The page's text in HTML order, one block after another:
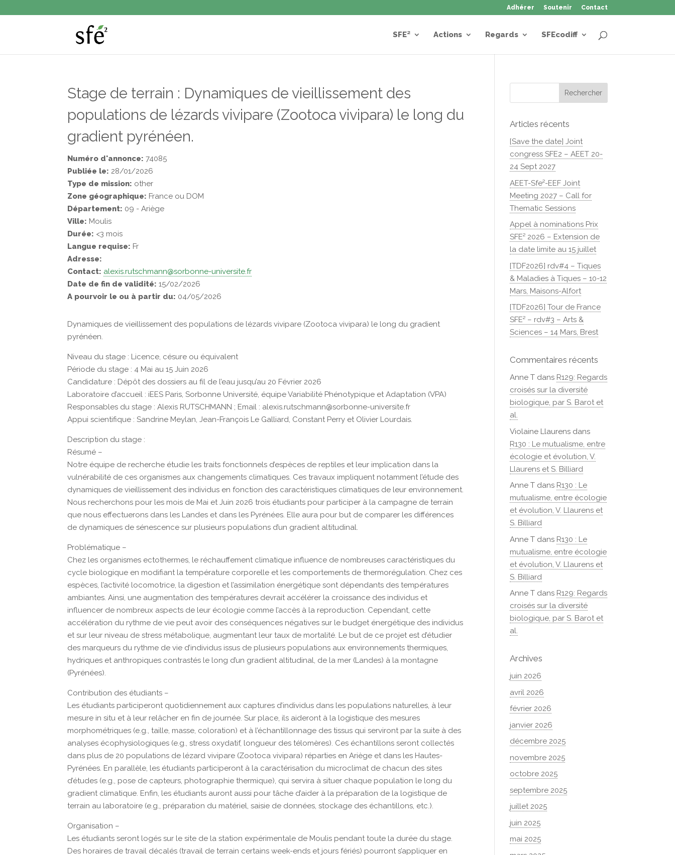
Adhérer Soutenir Contact
SFE² Actions Regards SFEcodiff
Stage de terrain : Dynamiques de vieillissement des
populations de lézards vivipare (Zootoca vivipara) le long du
gradient pyrénéen.
Numéro d'annonce: 74085
Publiée le: 28/01/2026
Type de mission: other
Zone géographique: France ou DOM
Département: 09 - Ariège
Ville: Moulis
Durée: <3 mois
Langue requise: Fr
Adresse:
Contact: alexis.rutschmann@sorbonne-universite.fr
Date de fin de validité: 15/02/2026
A pourvoir le ou à partir du: 04/05/2026
Dynamiques de vieillissement des populations de lézards vivipare (Zootoca vivipara) le long du gradient
pyrénéen.
Niveau du stage : Licence, césure ou équivalent
Période du stage : 4 Mai au 15 Juin 2026
Candidature : Dépôt des dossiers au fil de l’eau jusqu’au 20 Février 2026
Laboratoire d’accueil : iEES Paris, Sorbonne Université, équipe Variabilité Phénotypique et Adaptation (VPA)
Responsables du stage : Alexis RUTSCHMANN ; Email : alexis.rutschmann@sorbonne-universite.fr
Appui scientifique : Sandrine Meylan, Jean-François Le Galliard, Constant Perry et Olivier Lourdais.
Description du stage :
Résumé –
Notre équipe de recherche étudie les traits fonctionnels d’espèces de reptiles et leur implication dans la
vulnérabilité de ces organismes aux changements climatiques. Ces travaux impliquent notamment l’étude des
dynamiques de vieillissement des individus en fonction des caractéristiques climatiques de leur environnement.
Nous recherchons pour les mois de Mai et Juin 2026 trois étudiants pour participer à la campagne de terrain
que nous effectuerons dans les Landes et dans les Pyrénées. Elle aura pour but de comparer les différences
de dynamiques de sénescence sur plusieurs populations d’un gradient altitudinal.
Problématique –
Chez les organismes ectothermes, le réchauffement climatique influence de nombreuses caractéristiques du
cycle biologique en modifiant la température corporelle et les comportements de thermorégulation. Chez ces
espèces, l’activité locomotrice, la digestion et l’assimilation énergétique sont dépendants des températures
ambiantes. Ainsi, une augmentation des températures devrait accélérer la croissance des individus et
influencer de nombreux aspects de leur écologie comme l’accès à la reproduction. Cependant, cette
accélération du rythme de vie peut avoir des conséquences négatives sur le budget énergétique des individus
et sur leur niveau de stress métabolique, augmentant leur taux de mortalité. Le but de ce projet est d’étudier
des marqueurs du rythme de vie d’individus issus de plusieurs populations aux environnements thermiques,
hydriques et anthropiques contrastés le long d’un gradient altitudinal, de la mer (Landes) à la montagne
(Pyrénées).
Contribution des étudiants –
Les étudiants participeront quotidiennement aux captures d’individus dans les populations naturelles, à leur
mesure in situ et à leur relâcher en fin de journée. Sur place, ils aideront à la logistique des mesures
morphométriques (e.g., taille, masse, coloration) et à l’échantillonnage des tissus qui serviront par la suite à des
analyses écophysiologiques (e.g., stress oxydatif, longueur des télomères). Ces échantillons seront collectés
dans plus de 20 populations de lézard vivipare (Zootoca vivipara) réparties en Ariège et dans les Hautes-
Pyrénées. En parallèle, les étudiants participeront à la caractérisation du microclimat de chacun des sites
d’études (e.g., pose de capteurs, photographie thermique), qui servira à situer chaque population le long du
gradient climatique. Enfin, les étudiants auront aussi pour tâche d’aider à la préparation de la logistique de
terrain au laboratoire (e.g., préparation du matériel, saisie de données, stockage des échantillons, etc.).
Organisation –
Les étudiants seront logés sur le site de la station expérimentale de Moulis pendant toute la durée du stage.
Des horaires de travail décalés (travail de terrain certains week-ends et jours fériés) pourront s’appliquer en
Articles récents
[Save the date] Joint
congress SFE2 – AEET 20-
24 Sept 2027
AEET-Sfe²-EEF Joint
Meeting 2027 – Call for
Thematic Sessions
Appel à nominations Prix
SFE² 2026 – Extension de
la date limite au 15 juillet
[TDF2026] rdv#4 – Tiques
& Maladies à Tiques – 10-12
Mars, Maisons-Alfort
[TDF2026] Tour de France
SFE² – rdv#3 – Arts &
Sciences – 14 Mars, Brest
Commentaires récents
Anne T dans R129: Regards
croisés sur la diversité
biologique, par S. Barot et
al.
Violaine Llaurens dans
R130 : Le mutualisme, entre
écologie et évolution, V.
Llaurens et S. Billiard
Anne T dans R130 : Le
mutualisme, entre écologie
et évolution, V. Llaurens et
S. Billiard
Anne T dans R130 : Le
mutualisme, entre écologie
et évolution, V. Llaurens et
S. Billiard
Anne T dans R129: Regards
croisés sur la diversité
biologique, par S. Barot et
al.
Archives
juin 2026
avril 2026
février 2026
janvier 2026
décembre 2025
novembre 2025
octobre 2025
septembre 2025
juillet 2025
juin 2025
mai 2025